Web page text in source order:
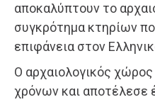
αποκαλύπτουν το
συγκρότημα κτηρίων
επιφάνεια στον
Ο αρχαιολογικός χώρος
χρόνων και αποτέλεσε